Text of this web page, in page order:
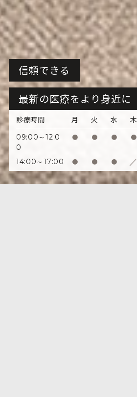
最新の医療をより身近に
信頼できる
診療時間 月 火 水 木
09:00～12:0
0
● ● ● ●
14:00～17:00 ● ● ● /